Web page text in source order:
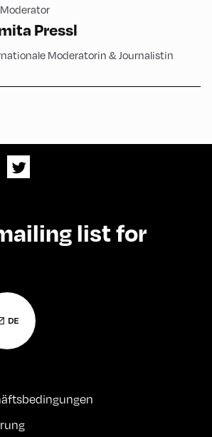
Moderator
Pressl
Moderatorin & Journalistin
list for